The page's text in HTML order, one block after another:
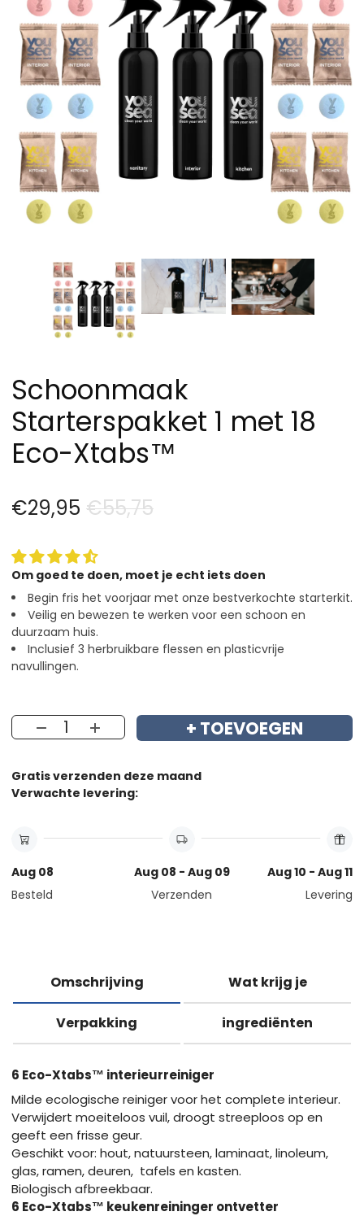
Schoonmaak
Starterspakket 1 met 18
Eco-Xtabs™
€29,95 €55,75
Om goed te doen, moet je echt iets doen
Begin fris het voorjaar met onze bestverkochte starterkit.
Veilig en bewezen te werken voor een schoon en
duurzaam huis.
Inclusief 3 herbruikbare flessen en plasticvrije
navullingen.
+ TOEVOEGEN
Gratis verzenden deze maand
Verwachte levering:
Aug 08
Besteld
Aug 08 - Aug 09
Verzenden
Aug 10 - Aug 11
Levering
Omschrijving Wat krijg je
Verpakking ingrediënten
6 Eco-Xtabs™ interieurreiniger
Milde ecologische reiniger voor het complete interieur.
Verwijdert moeiteloos vuil, droogt streeploos op en
geeft een frisse geur.
Geschikt voor: hout, natuursteen, laminaat, linoleum,
glas, ramen, deuren, tafels en kasten.
Biologisch afbreekbaar.
6 Eco-Xtabs™ keukenreininger ontvetter